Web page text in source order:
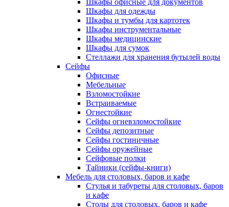
Шкафы офисные для документов
Шкафы для одежды
Шкафы и тумбы для картотек
Шкафы инструментальные
Шкафы медицинские
Шкафы для сумок
Стеллажи для хранения бутылей воды
Сейфы
Офисные
Мебельные
Взломостойкие
Встраиваемые
Огнестойкие
Сейфы огневзломостойкие
Сейфы депозитные
Сейфы гостиничные
Сейфы оружейные
Сейфовые полки
Тайники (сейфы-книги)
Мебель для столовых, баров и кафе
Стулья и табуреты для столовых, баров
и кафе
Столы для столовых, баров и кафе